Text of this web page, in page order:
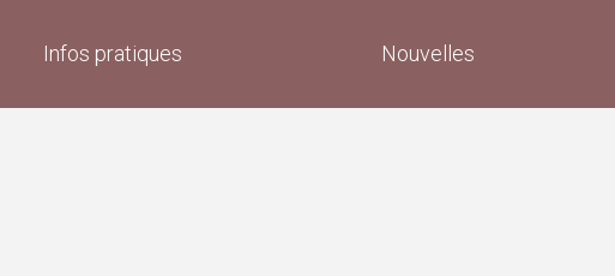
Infos pratiques Nouvelles